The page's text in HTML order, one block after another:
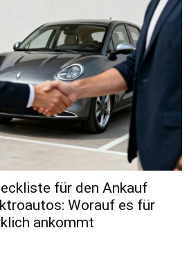
für den Ankauf
Worauf es für
ankommt